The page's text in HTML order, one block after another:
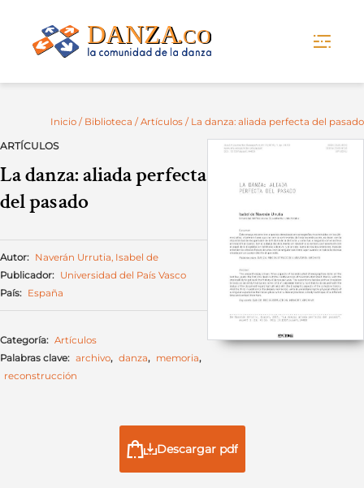
Inicio / Biblioteca / Artículos / La danza: aliada perfecta del pasado
ARTÍCULOS
La danza: aliada perfecta
del pasado
Autor: Naverán Urrutia, Isabel de
Publicador: Universidad del País Vasco
País: España
Categoría: Artículos
Palabras clave: archivo, danza, memoria,
reconstrucción
Descargar pdf